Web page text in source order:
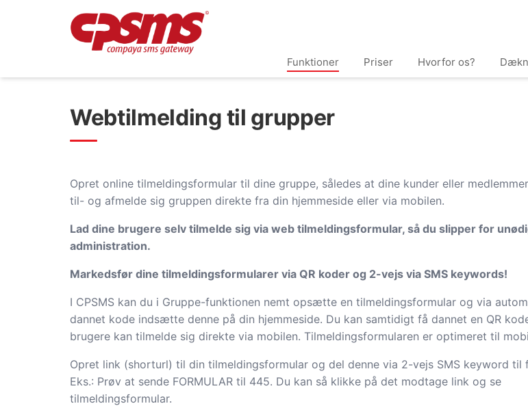
Funktioner Priser Hvorfor os?
Webtilmelding til grupper
Opret online tilmeldingsformular til dine gruppe, således at dine kunder eller
til- og afmelde sig gruppen direkte fra din hjemmeside eller via mobilen.
Lad dine brugere selv tilmelde sig via web tilmeldingsformular, så du slipper for
administration.
Markedsfør dine tilmeldingsformularer via QR koder og 2-vejs via SMS keywords!
I CPSMS kan du i Gruppe-funktionen nemt opsætte en tilmeldingsformular og via
dannet kode indsætte denne på din hjemmeside. Du kan samtidigt få dannet en QR
brugere kan tilmelde sig direkte via mobilen. Tilmeldingsformularen er optimeret til
Opret link (shorturl) til din tilmeldingsformular og del denne via 2-vejs SMS keyword til
Eks.: Prøv at sende FORMULAR til 445. Du kan så klikke på det modtage link og se
tilmeldingsformular.